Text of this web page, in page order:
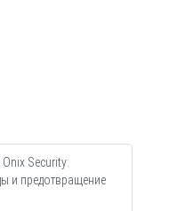
Security:
и предотвращение